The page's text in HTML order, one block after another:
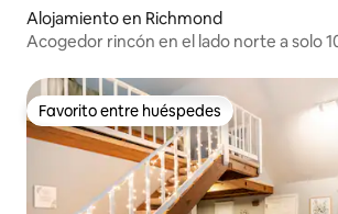
Alojamiento en Richmond
Acogedor rincón en el lado norte a solo
Favorito entre huéspedes
Favorito entre huéspedes